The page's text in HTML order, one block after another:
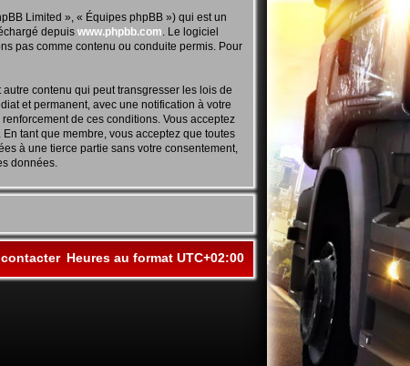
Limited », « Équipes phpBB ») qui est un
depuis www.phpbb.com . Le logiciel
pas comme contenu ou conduite permis. Pour
contenu qui peut transgresser les lois de
et permanent, avec une notification à votre
de ces conditions. Vous acceptez
tant que membre, vous acceptez que toutes
à une tierce partie sans votre consentement,
données.
Heures au format UTC+02:00